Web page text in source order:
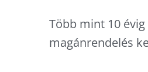
Több mint 10
magánrendelés